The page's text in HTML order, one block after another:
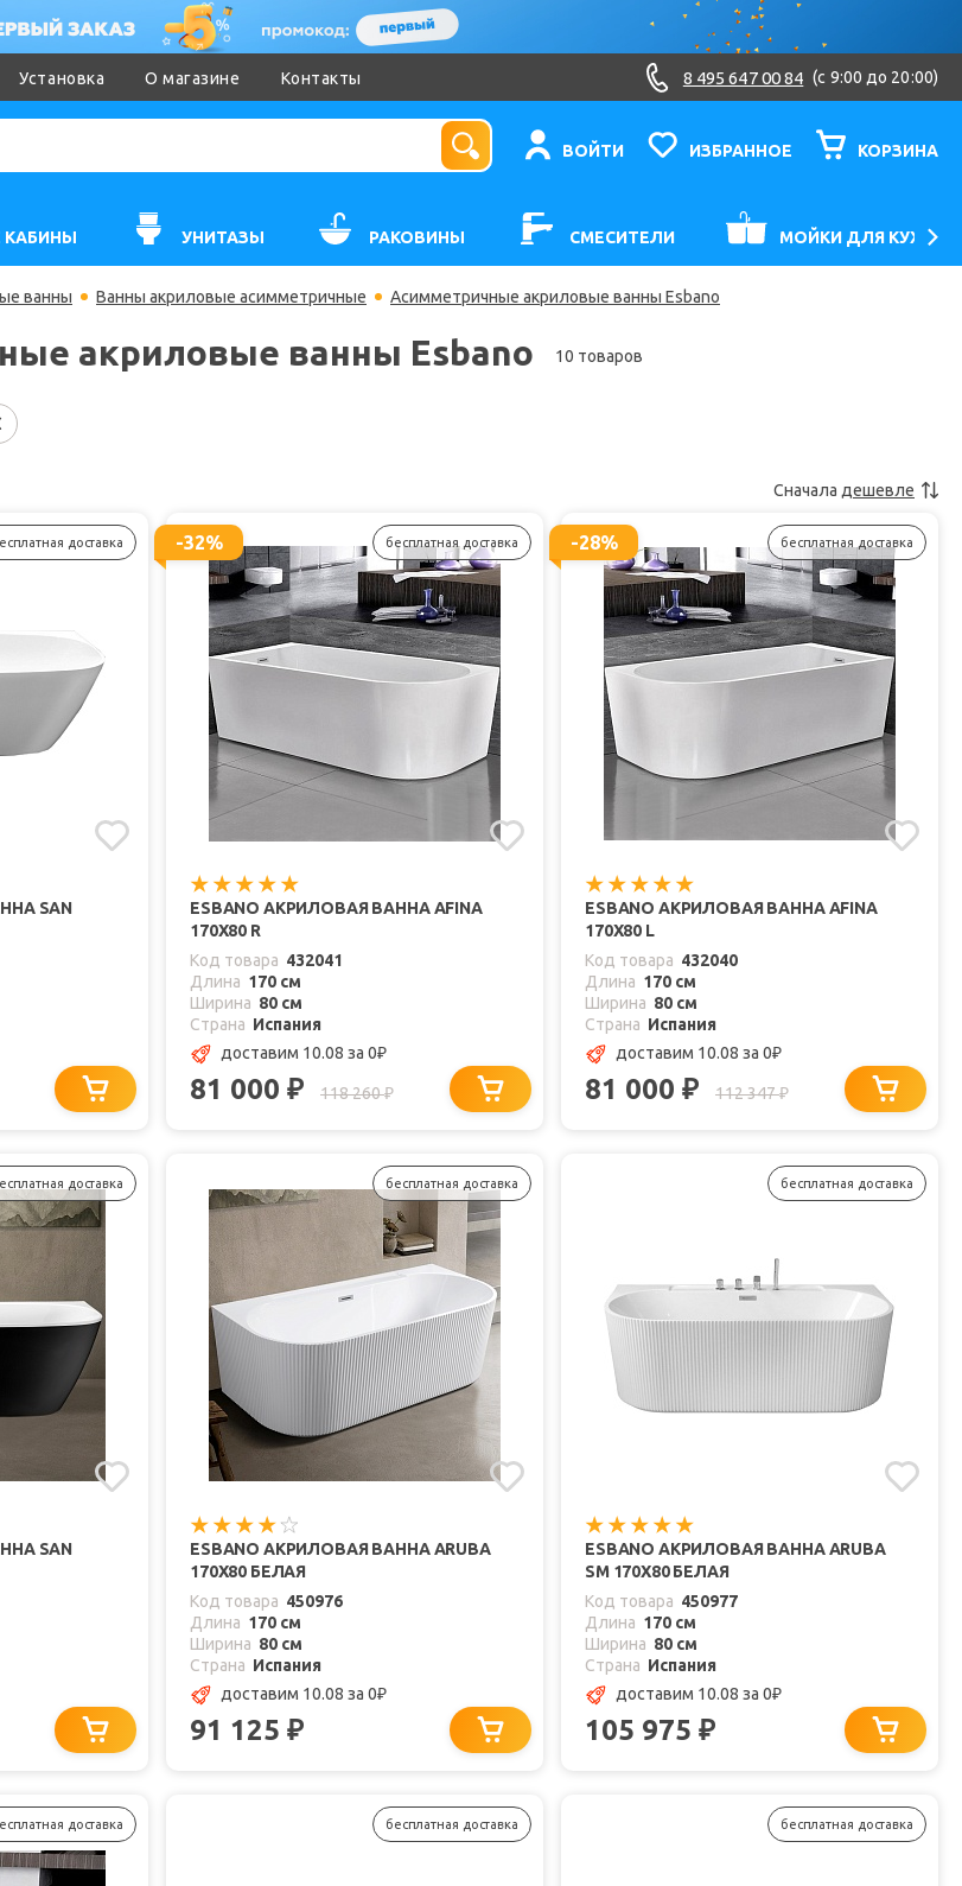
Установка О магазине Контакты 8 495 647 00 84 (c 9:00 до 20:00)
ВОЙТИ ИЗБРАННОЕ КОРЗИНА
УНИТАЗЫ РАКОВИНЫ СМЕСИТЕЛИ МОЙКИ ДЛЯ КУХНИ
ванны Ванны акриловые асимметричные Асимметричные акриловые ванны Esbano
акриловые ванны Esbano 10 товаров
Сначала дешевле
доставка
SAN
-32% бесплатная доставка
ESBANO АКРИЛОВАЯ ВАННА AFINA
170X80 R
Код товара 432041
Длина 170 см
Ширина 80 см
Страна Испания
доставим 10.08 за 0₽
81 000 ₽ 118 260₽
-28% бесплатная доставка
ESBANO АКРИЛОВАЯ ВАННА AFINA
170X80 L
Код товара 432040
Длина 170 см
Ширина 80 см
Страна Испания
доставим 10.08 за 0₽
81 000 ₽ 112 347₽
доставка
SAN
бесплатная доставка
ESBANO АКРИЛОВАЯ ВАННА ARUBA
170X80 БЕЛАЯ
Код товара 450976
Длина 170 см
Ширина 80 см
Страна Испания
доставим 10.08 за 0₽
91 125 ₽
бесплатная доставка
ESBANO АКРИЛОВАЯ ВАННА ARUBA
SM 170X80 БЕЛАЯ
Код товара 450977
Длина 170 см
Ширина 80 см
Страна Испания
доставим 10.08 за 0₽
105 975 ₽
доставка бесплатная доставка бесплатная доставка